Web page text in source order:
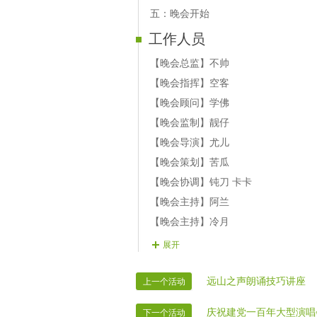
【15号演员】：无题 古筝舞 --《 高山
【16号演员】：楽児 现代舞--《炫舞飞
结束舞-- --- ：澸潇 形体舞 我的楼兰
五：晚会开始
工作人员
【晚会总监】不帅
【晚会指挥】空客
【晚会顾问】学佛
【晚会监制】靓仔
【晚会导演】尤儿
【晚会策划】苦瓜
【晚会协调】钝刀 卡卡
【晚会主持】阿兰
【晚会主持】冷月
【晚会接待】湘湘 无题 枼子 悦儿 伊伊
【片花制作】蓝
【晚会广播】火狐
展开
上一个活动 远山之声朗诵技巧讲座
下一个活动 庆祝建党一百年大型演